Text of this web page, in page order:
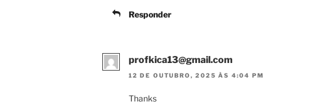
Responder
profkica13@gmail.com
12 DE OUTUBRO, 2025 ÀS 4:04 PM
Thanks